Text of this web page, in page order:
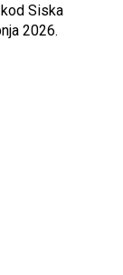
Siska
2026.